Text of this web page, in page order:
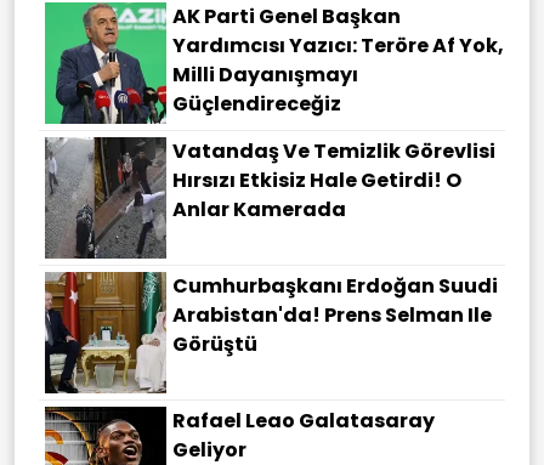
AK Parti Genel Başkan
Yardımcısı Yazıcı: Teröre Af Yok,
Milli Dayanışmayı
Güçlendireceğiz
Vatandaş Ve Temizlik Görevlisi
Hırsızı Etkisiz Hale Getirdi! O
Anlar Kamerada
Cumhurbaşkanı Erdoğan Suudi
Arabistan'da! Prens Selman Ile
Görüştü
Rafael Leao Galatasaray
Geliyor